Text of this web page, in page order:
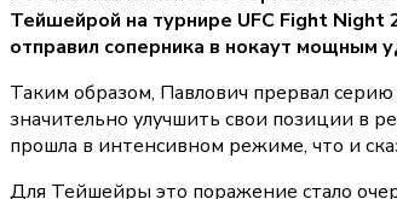
Тейшейрой на турнире UFC Fight Night
отправил соперника в нокаут мощным
Таким образом, Павлович прервал
значительно улучшить свои позиции в
прошла в интенсивном режиме, что и
Для Тейшейры это поражение стало